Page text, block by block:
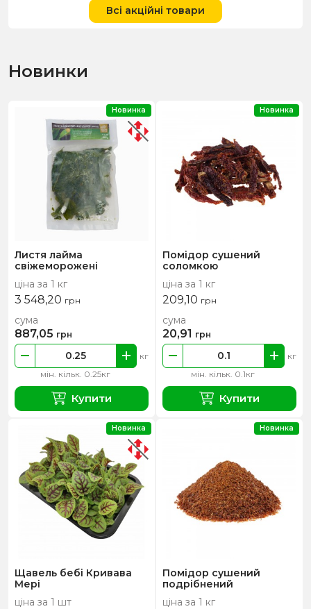
Всі акційні товари
Новинки
Листя лайма
свіжеморожені
ціна за 1 кг
3 548,20 грн
мін. кільк. 0.25кг
кг
сума
887,05 грн
Купити
Новинка
Помідор сушений
соломкою
ціна за 1 кг
209,10 грн
мін. кільк. 0.1кг
кг
сума
20,91 грн
Купити
Новинка
Щавель бебі Кривава
Мері
ціна за 1 шт
Новинка
Помідор сушений
подрібнений
ціна за 1 кг
Новинка